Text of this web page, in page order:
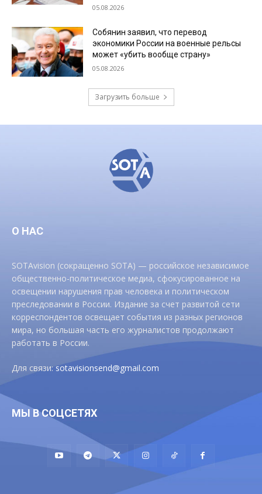
05.08.2026
Собянин заявил, что перевод
экономики России на военные рельсы
может «убить вообще страну»
05.08.2026
Загрузить больше
О НАС
SOTAvision (сокращенно SOTA) — российское независимое
общественно-политическое медиа, сфокусированное на
освещении нарушения прав человека и политическом
преследовании в России. Издание за счет развитой сети
корреспондентов освещает события из разных регионов
мира, но большая часть его журналистов продолжают
работать в России.
Для связи:sotavisionsend@gmail.com
МЫ В СОЦСЕТЯХ